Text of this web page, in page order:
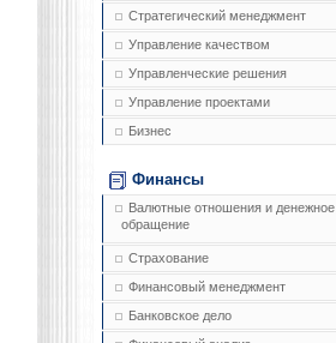
Стратегический менеджмент
Управление качеством
Управленческие решения
Управление проектами
Бизнес
Финансы
Валютные отношения и денежное
обращение
Страхование
Финансовый менеджмент
Банковское дело